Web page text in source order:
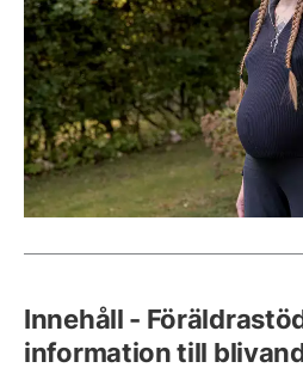
Innehåll -
information till